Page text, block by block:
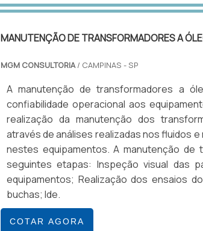
MANUTENÇÃO DE TRANSFORMADORES A
MGM CONSULTORIA/ CAMPINAS - SP
A manutenção de transformadores a
confiabilidade operacional aos
realização da manutenção dos
através de análises realizadas nos fluidos
nestes equipamentos. A manutenção
seguintes etapas: Inspeção visual das
equipamentos; Realização dos ensaios
buchas; Ide.
COTAR AGORA